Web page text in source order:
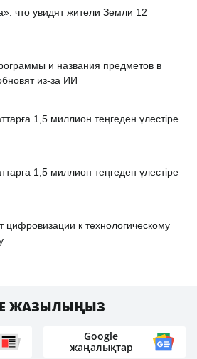
что увидят жители Земли 12
и названия предметов в
из-за ИИ
1,5 миллион теңгеден үлестіре
1,5 миллион теңгеден үлестіре
цифровизации к технологическому
ЖАЗЫЛЫҢЫЗ
Google
жаңалықтар